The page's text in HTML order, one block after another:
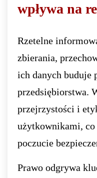
wpływa na
Rzetelne
zbierania,
ich danych buduje
przedsiębiorstwa.
przejrzystości i
użytkownikami,
poczucie
Prawo odgrywa